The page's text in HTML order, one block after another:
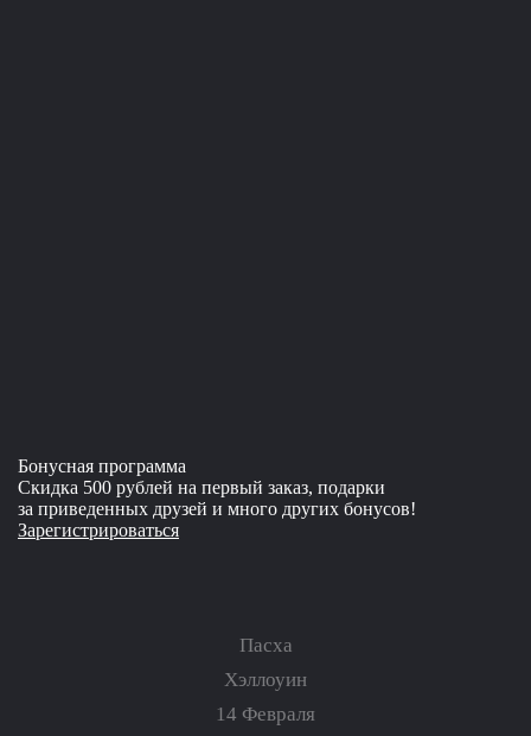
Бонусная программа
Скидка 500 рублей на первый заказ, подарки
за приведенных друзей и много других бонусов!
Зарегистрироваться
Пасха
Хэллоуин
14 Февраля